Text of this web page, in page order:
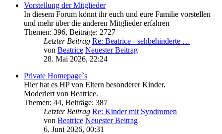
Vorstellung der Mitglieder
In diesem Forum könnt ihr euch und eure Familie vorstellen
und mehr über die anderen Mitglieder erfahren
Themen: 396, Beiträge: 2727
Letzter Beitrag Re: Beatrice - sehbehinderte …
von Beatrice Neuester Beitrag
28. Mai 2026, 22:24
Private Homepage`s
Hier hat es HP von Eltern besonderer Kinder.
Moderiert von Beatrice.
Themen: 44, Beiträge: 387
Letzter Beitrag Re: Kinder mit Syndromen
von Beatrice Neuester Beitrag
6. Juni 2026, 00:31